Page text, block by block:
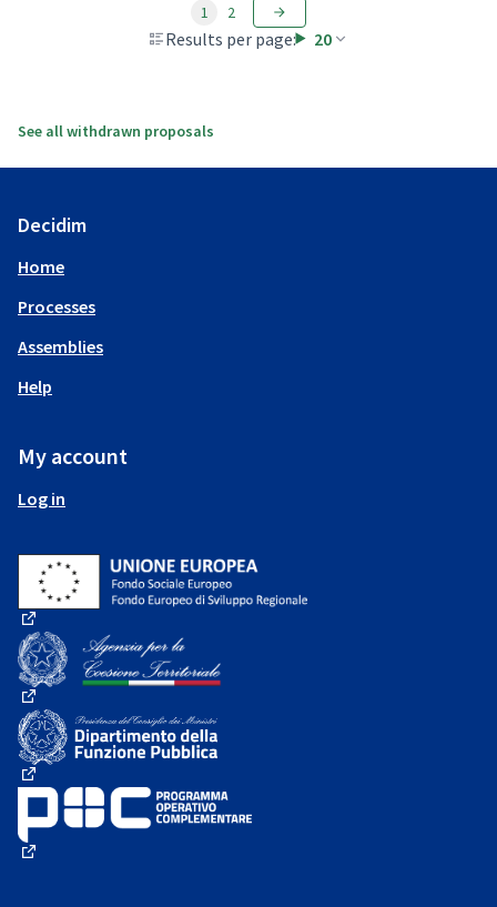
Results per page: 20
1 2
See all withdrawn proposals
Decidim
Home
Processes
Assemblies
Help
My account
Log in
(External link)
(External link)
(External link)